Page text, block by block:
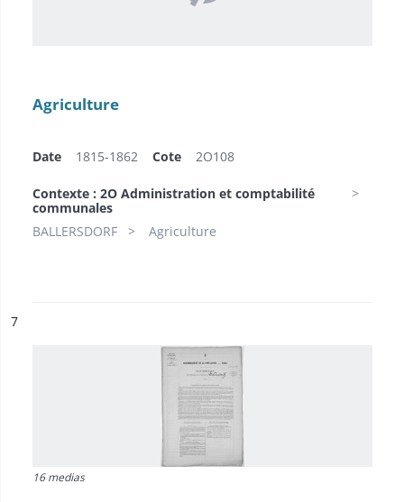
Agriculture
Date 1815-1862 Cote 2O108
Contexte : 2O Administration et comptabilité
communales
BALLERSDORF
Agriculture
n°
7
16 medias